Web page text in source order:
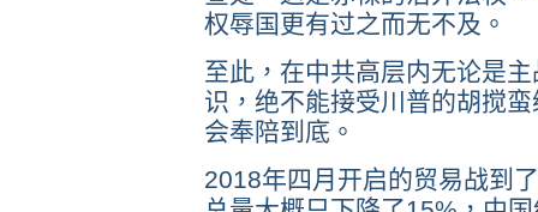
权辱国更有过之而无不及。
至此，在中共高层内无论是
识，绝不能接受川普的胡搅
会奉陪到底。
2018年四月开启的贸易战到